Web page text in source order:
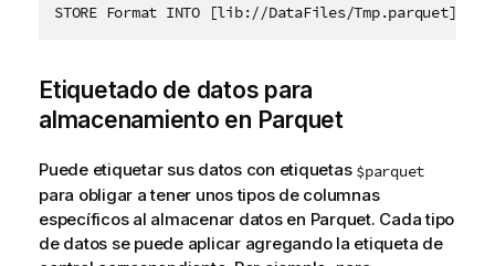
Etiquetado de datos para
almacenamiento en Parquet
Puede etiquetar sus datos con etiquetas $parquet
para obligar a tener unos tipos de columnas
específicos al almacenar datos en Parquet. Cada tipo
de datos se puede aplicar agregando la etiqueta de